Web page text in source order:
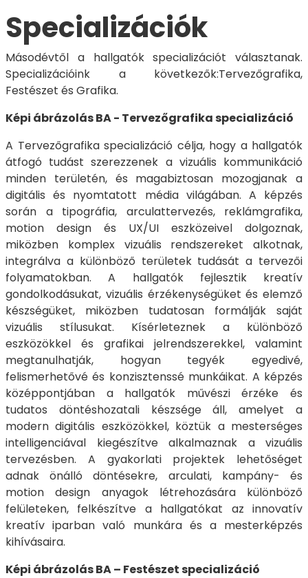
Specializációk
Másodévtől a hallgatók specializációt választanak.
Specializációink a következők:Tervezőgrafika,
Festészet és Grafika.
Képi ábrázolás BA - Tervezőgrafika specializáció
A Tervezőgrafika specializáció célja, hogy a hallgatók
átfogó tudást szerezzenek a vizuális kommunikáció
minden területén, és magabiztosan mozogjanak a
digitális és nyomtatott média világában. A képzés
során a tipográfia, arculattervezés, reklámgrafika,
motion design és UX/UI eszközeivel dolgoznak,
miközben komplex vizuális rendszereket alkotnak,
integrálva a különböző területek tudását a tervezői
folyamatokban. A hallgatók fejlesztik kreatív
gondolkodásukat, vizuális érzékenységüket és elemző
készségüket, miközben tudatosan formálják saját
vizuális stílusukat. Kísérleteznek a különböző
eszközökkel és grafikai jelrendszerekkel, valamint
megtanulhatják, hogyan tegyék egyedivé,
felismerhetővé és konzisztenssé munkáikat. A képzés
középpontjában a hallgatók művészi érzéke és
tudatos döntéshozatali készsége áll, amelyet a
modern digitális eszközökkel, köztük a mesterséges
intelligenciával kiegészítve alkalmaznak a vizuális
tervezésben. A gyakorlati projektek lehetőséget
adnak önálló döntésekre, arculati, kampány- és
motion design anyagok létrehozására különböző
felületeken, felkészítve a hallgatókat az innovatív
kreatív iparban való munkára és a mesterképzés
kihívásaira.
Képi ábrázolás BA – Festészet specializáció